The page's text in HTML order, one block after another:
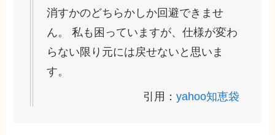
消すかのどちらかしか回避できませ
ん。 私も困っていますが、仕様が変わ
らない限り元には戻せないと思いま
す。
引用： yahoo知恵袋